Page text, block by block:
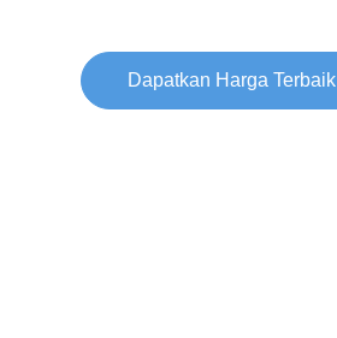
Dapatkan Harga Terbaik